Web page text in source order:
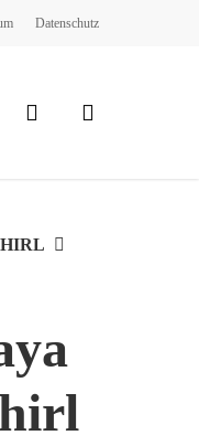
Datenschutz
search